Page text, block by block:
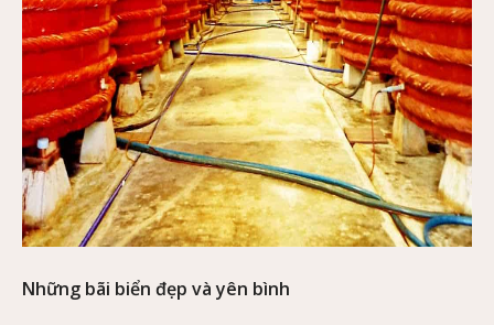
Những bãi biển đẹp và yên bình